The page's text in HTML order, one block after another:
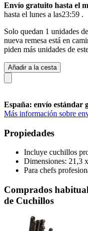
Envío gratuito hasta el
hasta el lunes a las23:59 .
Solo quedan 1 unidades
nueva remesa está en
piden más unidades de
Añadir a la cesta
España: envío estándar
Más información sobre
Propiedades
Incluye cuchillos
Dimensiones: 21,3
Para chefs
Comprados
de Cuchillos